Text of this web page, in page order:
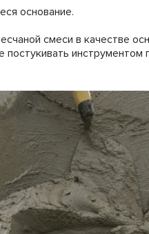
основание.
смеси в качестве
инструментом